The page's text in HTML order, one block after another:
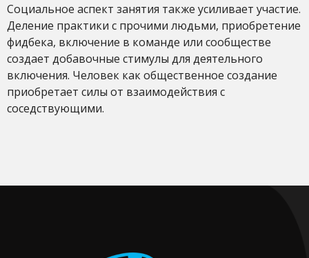
Социальное аспект занятия также усиливает участие.
Деление практики с прочими людьми, приобретение
фидбека, включение в команде или сообществе
создает добавочные стимулы для деятельного
включения. Человек как общественное создание
приобретает силы от взаимодействия с
соседствующими.